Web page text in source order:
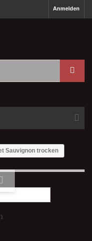
Anmelden
Sauvignon trocken